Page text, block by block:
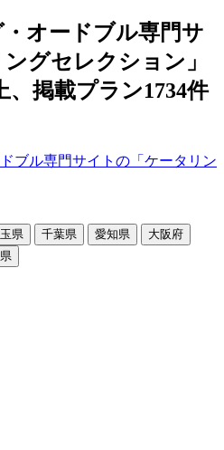
オードブル専門サ
グセレクション」
、掲載プラン1734件
県 千葉県 愛知県
大阪府